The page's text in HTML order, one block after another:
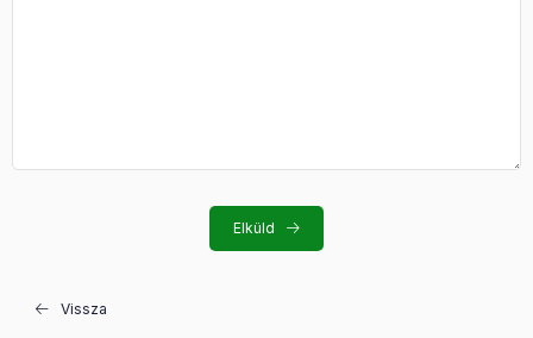
Elküld
Vissza